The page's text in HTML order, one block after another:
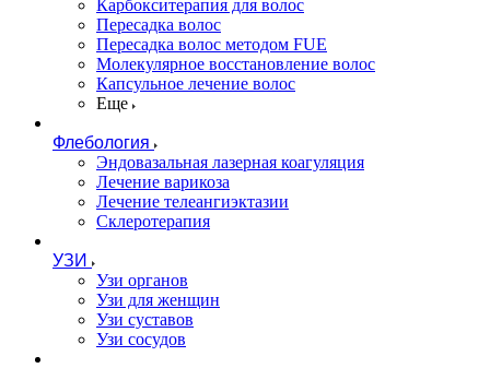
Карбокситерапия для волос
Пересадка волос
Пересадка волос методом FUE
Молекулярное восстановление волос
Капсульное лечение волос
Еще
Флебология
Эндовазальная лазерная коагуляция
Лечение варикоза
Лечение телеангиэктазии
Склеротерапия
УЗИ
Узи органов
Узи для женщин
Узи cуставов
Узи сосудов